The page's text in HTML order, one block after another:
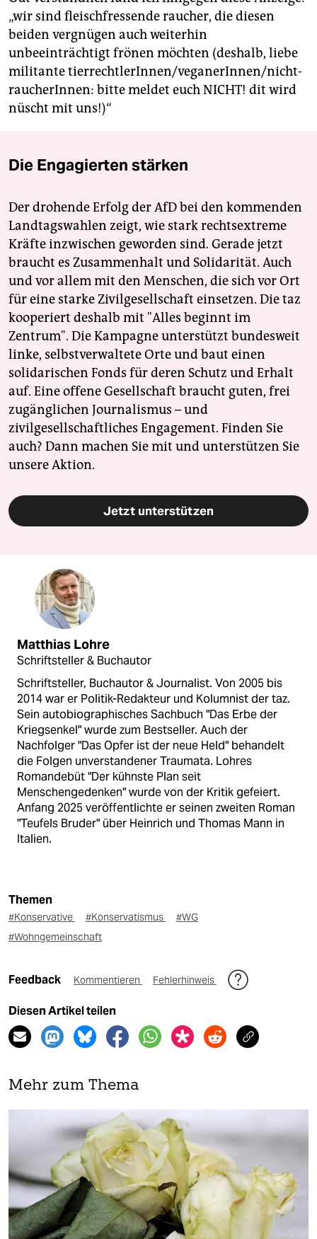
„wir sind fleischfressende raucher, die diesen
beiden vergnügen auch weiterhin
unbeeinträchtigt frönen möchten (deshalb, liebe
militante tierrechtlerInnen/veganerInnen/nicht-
raucherInnen: bitte meldet euch NICHT! dit wird
nüscht mit uns!)“
Die Engagierten stärken
Der drohende Erfolg der AfD bei den kommenden
Landtagswahlen zeigt, wie stark rechtsextreme
Kräfte inzwischen geworden sind. Gerade jetzt
braucht es Zusammenhalt und Solidarität. Auch
und vor allem mit den Menschen, die sich vor Ort
für eine starke Zivilgesellschaft einsetzen. Die taz
kooperiert deshalb mit "Alles beginnt im
Zentrum". Die Kampagne unterstützt bundesweit
linke, selbstverwaltete Orte und baut einen
solidarischen Fonds für deren Schutz und Erhalt
auf. Eine offene Gesellschaft braucht guten, frei
zugänglichen Journalismus – und
zivilgesellschaftliches Engagement. Finden Sie
auch? Dann machen Sie mit und unterstützen Sie
unsere Aktion.
Jetzt unterstützen
Matthias Lohre
Schriftsteller & Buchautor
Schriftsteller, Buchautor & Journalist. Von 2005 bis
2014 war er Politik-Redakteur und Kolumnist der taz.
Sein autobiographisches Sachbuch "Das Erbe der
Kriegsenkel" wurde zum Bestseller. Auch der
Nachfolger "Das Opfer ist der neue Held" behandelt
die Folgen unverstandener Traumata. Lohres
Romandebüt "Der kühnste Plan seit
Menschengedenken" wurde von der Kritik gefeiert.
Anfang 2025 veröffentlichte er seinen zweiten Roman
"Teufels Bruder" über Heinrich und Thomas Mann in
Italien.
Themen
#Konservative #Konservatismus
#WG
#Wohngemeinschaft
Feedback Kommentieren Fehlerhinweis
Diesen Artikel teilen
Mehr zum Thema